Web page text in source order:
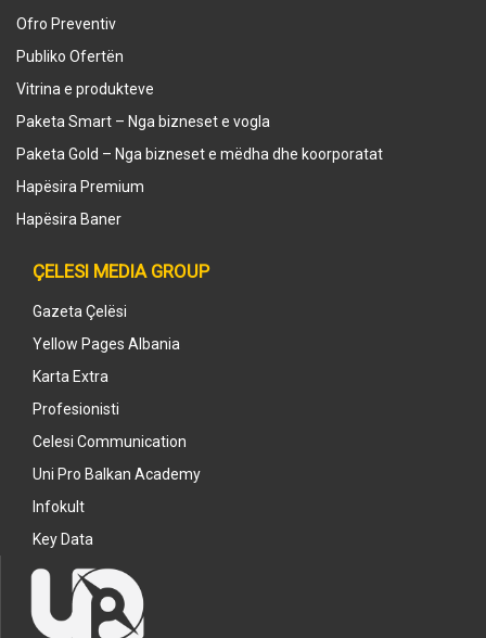
Ofro Preventiv
Publiko Ofertën
Vitrina e produkteve
Paketa Smart – Nga bizneset e vogla
Paketa Gold – Nga bizneset e mëdha dhe koorporatat
Hapësira Premium
Hapësira Baner
ÇELESI MEDIA GROUP
Gazeta Çelësi
Yellow Pages Albania
Karta Extra
Profesionisti
Celesi Communication
Uni Pro Balkan Academy
Infokult
Key Data